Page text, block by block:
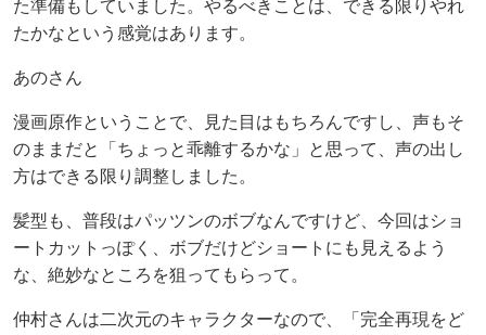
た準備もしていました。やるべきことは、できる限りやれ
たかなという感覚はあります。
あのさん
漫画原作ということで、見た目はもちろんですし、声もそ
のままだと「ちょっと乖離するかな」と思って、声の出し
方はできる限り調整しました。
髪型も、普段はパッツンのボブなんですけど、今回はショ
ートカットっぽく、ボブだけどショートにも見えるよう
な、絶妙なところを狙ってもらって。
仲村さんは二次元のキャラクターなので、「完全再現をど